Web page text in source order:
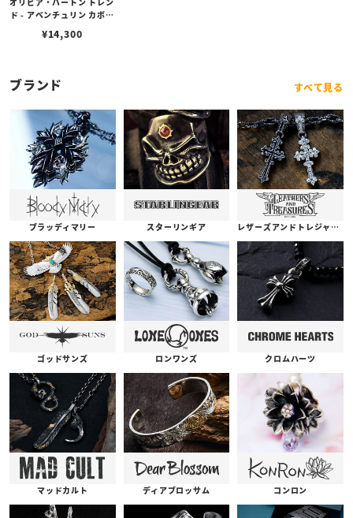
ド - アベンチュリン カボシ
ーン フープ ピアス
¥14,300
ブランド すべて見る
ブラッディマリー スターリンギア レザーズアンドトレジャーズ
ゴッドサンズ ロンワンズ クロムハーツ
マッドカルト ディアブロッサム コンロン